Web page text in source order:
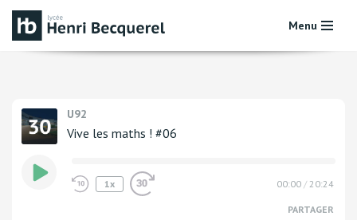
Aller
Menu
U92
Vive les maths ! #06
1x 00:00 / 20:24
PARTAGER